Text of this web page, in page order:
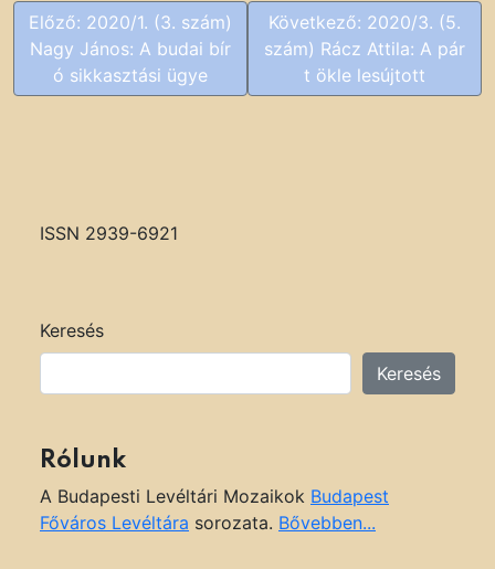
e
Előző: 2020/1. (3. szám)
Nagy János: A budai bír
ó sikkasztási ügye
Következő: 2020/3. (5.
szám) Rácz Attila: A pár
t ökle lesújtott
ISSN 2939-6921
Keresés
Keresés
Rólunk
A Budapesti Levéltári Mozaikok Budapest
Főváros Levéltára sorozata. Bővebben...